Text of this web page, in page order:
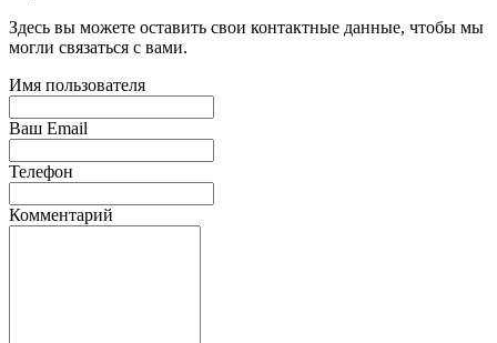
Здесь вы можете оставить свои контактные данные, чтобы мы
могли связаться с вами.
Имя пользователя
Ваш Email
Телефон
Комментарий